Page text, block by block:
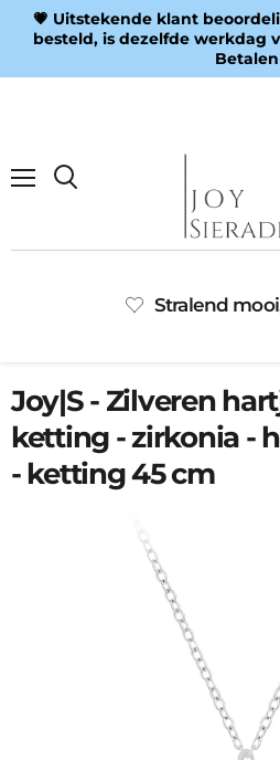
💗 Uitstekende klant
besteld, is dezelfde werkdag
Betalen
Stralend
Joy|S - Zilveren
ketting - zirkonia -
- ketting 45 cm